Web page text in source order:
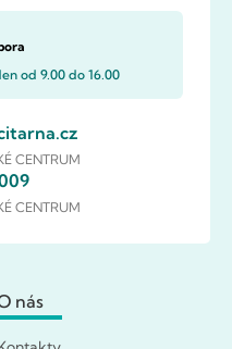
od 9.00 do 16.00
CENTRUM
CENTRUM
nás